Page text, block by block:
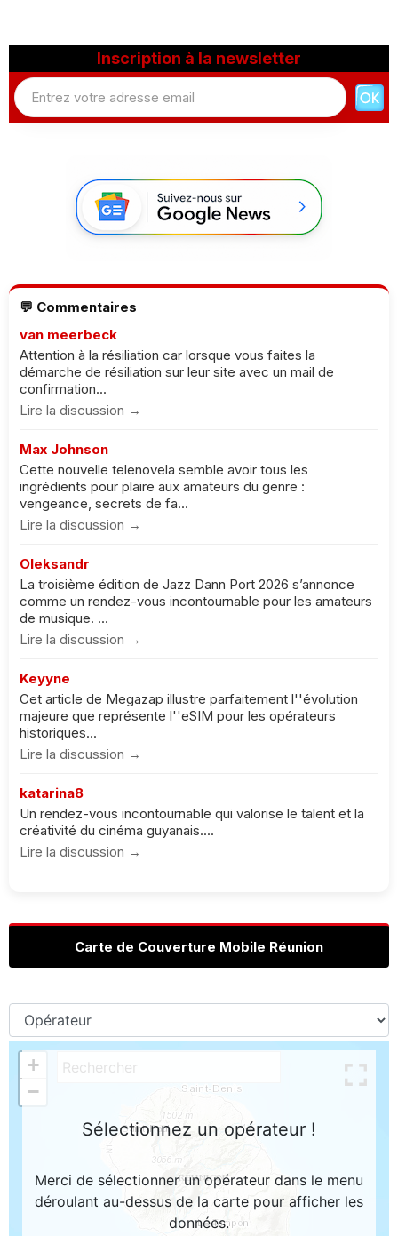
Inscription à la newsletter
💬 Commentaires
van meerbeck
Attention à la résiliation car lorsque vous faites la
démarche de résiliation sur leur site avec un mail de
confirmation...
Lire la discussion →
Max Johnson
Cette nouvelle telenovela semble avoir tous les
ingrédients pour plaire aux amateurs du genre :
vengeance, secrets de fa...
Lire la discussion →
Oleksandr
La troisième édition de Jazz Dann Port 2026 s’annonce
comme un rendez-vous incontournable pour les amateurs
de musique. ...
Lire la discussion →
Keyyne
Cet article de Megazap illustre parfaitement l''évolution
majeure que représente l''eSIM pour les opérateurs
historiques...
Lire la discussion →
katarina8
Un rendez-vous incontournable qui valorise le talent et la
créativité du cinéma guyanais....
Lire la discussion →
Carte de Couverture Mobile Réunion